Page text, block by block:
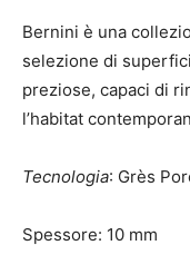
Bernini è una
selezione di
preziose, capaci di
l’habitat
Tecnologia: Grès
Spessore: 10 mm